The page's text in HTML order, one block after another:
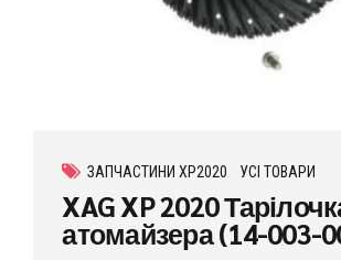
ЗАПЧАСТИНИ XP2020 УСІ ТОВАРИ
XAG XP 2020
атомайзера (14-003-